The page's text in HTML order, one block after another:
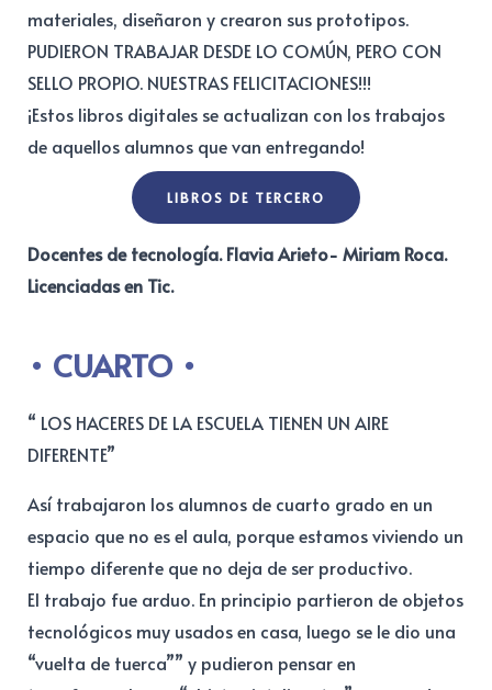
materiales, diseñaron y crearon sus prototipos.
PUDIERON TRABAJAR DESDE LO COMÚN, PERO CON
SELLO PROPIO. NUESTRAS FELICITACIONES!!!
¡Estos libros digitales se actualizan con los trabajos
de aquellos alumnos que van entregando!
LIBROS DE TERCERO
Docentes de tecnología. Flavia Arieto- Miriam Roca.
Licenciadas en Tic.
CUARTO
“ LOS HACERES DE LA ESCUELA TIENEN UN AIRE
DIFERENTE”
Así trabajaron los alumnos de cuarto grado en un
espacio que no es el aula, porque estamos viviendo un
tiempo diferente que no deja de ser productivo.
El trabajo fue arduo. En principio partieron de objetos
tecnológicos muy usados en casa, luego se le dio una
“vuelta de tuerca”” y pudieron pensar en